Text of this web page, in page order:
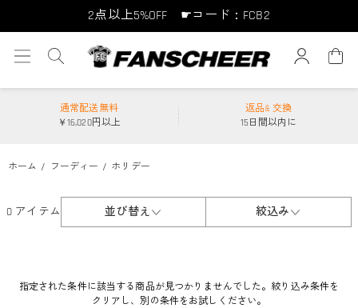
2点以上5%OFF ☛コード：FCB2
10点以上10%OFF ☛コード：FCB10
通常配送無料
￥16,020円以上
返品& 交換
15日間以内に
ホーム フーディー ホリデー
0 アイテム 並び替え 絞込み
指定された条件に該当する商品が見つかりませんでした。絞り込み条件を
クリアし、別の条件をお試しください。